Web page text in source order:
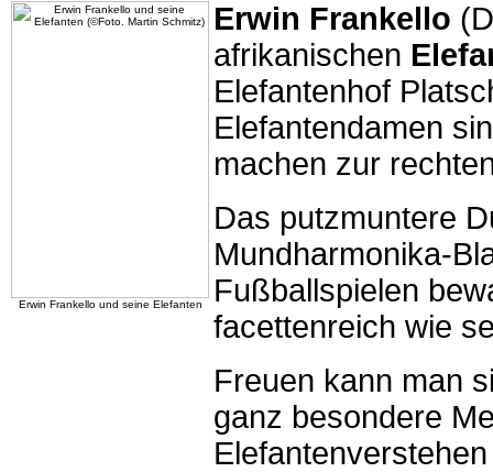
Erwin Frankello und seine Elefanten
Erwin Frankello
afrikanischen
Elefantenhof
Elefantendamen
machen zur
Das putzmuntere
Mundharmonika-
Fußballspielen
facettenreich wie
Freuen kann man
ganz besondere